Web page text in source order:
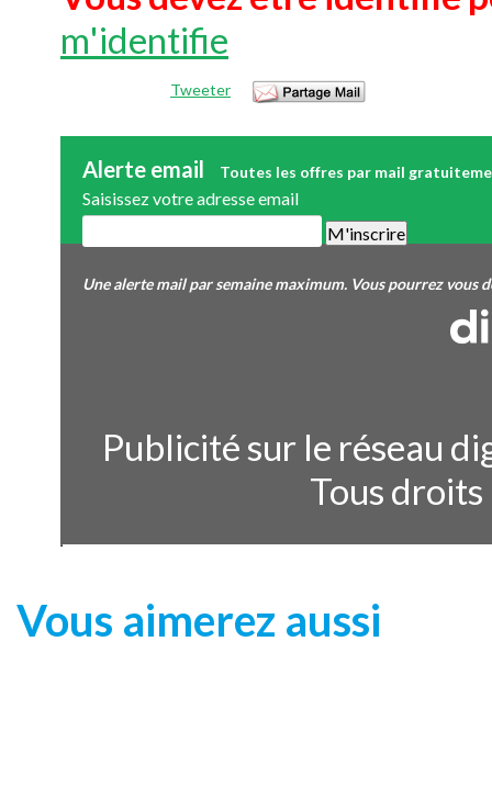
m'identifie
Tweeter
Alerte email Toutes les offres par mail
Saisissez votre adresse email
Une alerte mail par semaine maximum. Vous pourrez vous
Publicité sur le réseau
Tous
Vous aimerez aussi